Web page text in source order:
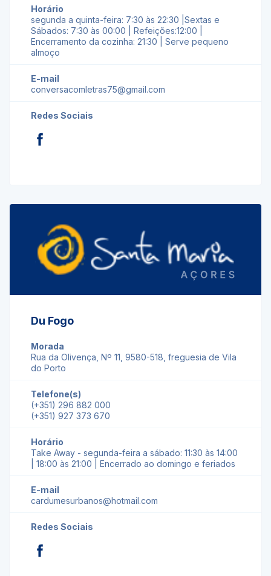
Horário
segunda a quinta-feira: 7:30 às 22:30 |Sextas e
Sábados: 7:30 às 00:00 | Refeições:12:00 |
Encerramento da cozinha: 21:30 | Serve pequeno
almoço
E-mail
conversacomletras75@gmail.com
Redes Sociais
Du Fogo
Morada
Rua da Olivença, Nº 11, 9580-518, freguesia de Vila
do Porto
Telefone(s)
(+351) 296 882 000
(+351) 927 373 670
Horário
Take Away - segunda-feira a sábado: 11:30 às 14:00
| 18:00 às 21:00 | Encerrado ao domingo e feriados
E-mail
cardumesurbanos@hotmail.com
Redes Sociais